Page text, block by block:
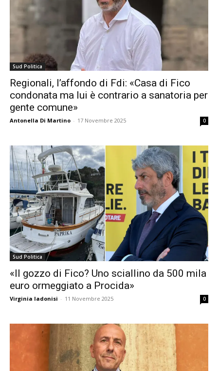
Sud Politica
Regionali, l’affondo di Fdi: «Casa di Fico
condonata ma lui è contrario a sanatoria per
gente comune»
Antonella Di Martino - 17 Novembre 2025 0
Sud Politica
«Il gozzo di Fico? Uno sciallino da 500 mila
euro ormeggiato a Procida»
Virginia Iadonisi - 11 Novembre 2025 0